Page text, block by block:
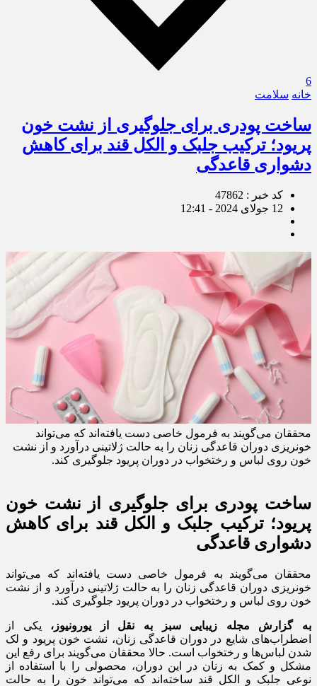
6
خانه سلامت
ساخت پودری برای جلوگیری از نشت خون
پریود؛ ترکیب جلبک و الکل قند برای کاهش
دشواری قاعدگی
کد خبر : 47862
12 جولای 2024 - 12:41
محققان می‌گویند به فرمول خاصی دست یافته‌اند که می‌تواند
خونریزی دوران قاعدگی زنان را به حالت ژلاتینی درآورد و از نشت
خون روی لباس‌ و رختخواب در دوران پریود جلوگیری کند.
ساخت پودری برای جلوگیری از نشت خون
پریود؛ ترکیب جلبک و الکل قند برای کاهش
دشواری قاعدگی
محققان می‌گویند به فرمول خاصی دست یافته‌اند که می‌تواند
خونریزی دوران قاعدگی زنان را به حالت ژلاتینی درآورد و از نشت
خون روی لباس‌ و رختخواب در دوران پریود جلوگیری کند.
به گزارش مجله زیبایی سبز به نقل از یورونیوز، یکی از
اضطراب‌های شایع در دوران قاعدگی زنان، نشت خون پریود و لک
شدن لباس‌ها و رختخواب است. حالا محققان می‌گویند برای رفع این
مشکل و کمک به زنان در این دوران، محصولی را با استفاده از
نوعی جلبک و الکل قند ساخته‌‌اند که می‌تواند خون را به حالت